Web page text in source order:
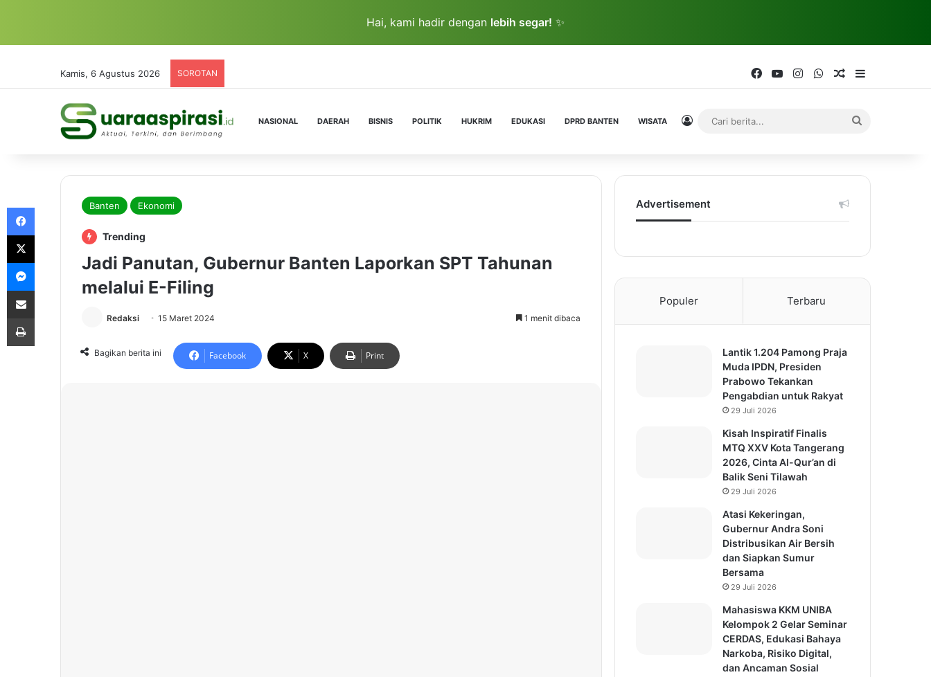
Hai, kami hadir dengan lebih segar! ✨
Kamis, 6 Agustus 2026 SOROTAN FacebookYouTubeInstagramWhatsAppRandom Article
NASIONAL DAERAH BISNIS POLITIK HUKRIM EDUKASI DPRD BANTEN WISATA Log In
Banten Ekonomi
Trending
Jadi Panutan, Gubernur Banten Laporkan SPT Tahunan
melalui E-Filing
Redaksi 15 Maret 2024 1 menit dibaca
Bagikan berita ini Facebook X Print
Advertisement
Populer Terbaru
Lantik 1.204 Pamong Praja
Muda IPDN, Presiden
Prabowo Tekankan
Pengabdian untuk Rakyat
29 Juli 2026
Kisah Inspiratif Finalis
MTQ XXV Kota Tangerang
2026, Cinta Al-Qur’an di
Balik Seni Tilawah
29 Juli 2026
Atasi Kekeringan,
Gubernur Andra Soni
Distribusikan Air Bersih
dan Siapkan Sumur
Bersama
29 Juli 2026
Mahasiswa KKM UNIBA
Kelompok 2 Gelar Seminar
CERDAS, Edukasi Bahaya
Narkoba, Risiko Digital,
dan Ancaman Sosial